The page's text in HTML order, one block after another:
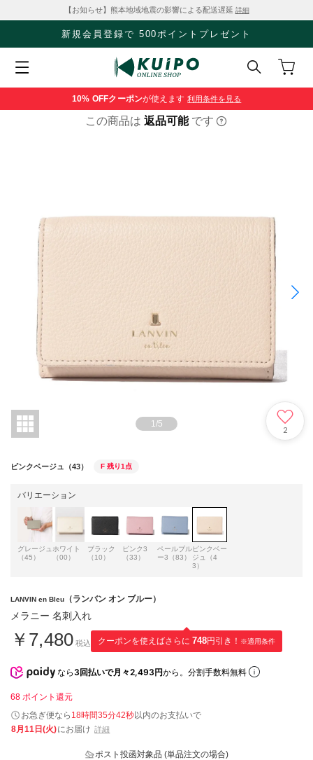
【お知らせ】熊本地域地震の影響による配送遅延 詳細
新規会員登録で 500ポイントプレゼント
10% OFFクーポンが使えます 利用条件を見る
この商品は 返品可能 です
1/5
2
ピンクベージュ（43） F 残り1点
バリエーション
グレージュ
（45）
ホワイト
（00）
ブラック
（10）
ピンク3
（33）
ペールブル
ー3（83）
ピンクベー
ジュ（4
3）
LANVIN en Bleu （ランバン オン ブルー）
メラニー 名刺入れ
￥7,480 税込 クーポンを使えばさらに 748円引き！ ※適用条件
なら 3回払いで月々2,493円から。分割手数料無料
68 ポイント還元
お急ぎ便なら 18時間35分42秒以内のお支払いで
8月11日(火)にお届け 詳細
ポスト投函対象品 (単品注文の場合)